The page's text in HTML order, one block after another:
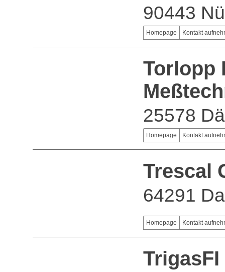
90443
Homepage Kontakt
Torlopp
25578
Homepage Kontakt
Trescal
64291
Homepage Kontakt
TrigasFI